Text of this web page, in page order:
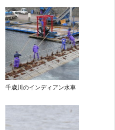
千歳川のインディアン水車